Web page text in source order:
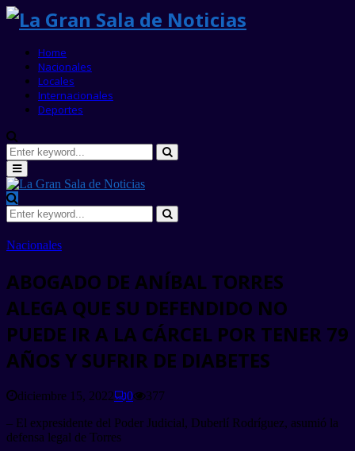
Home
Nacionales
Locales
Internacionales
Deportes
Search
for:
Search
Primary
Menu
Search
for:
Search
Nacionales
ABOGADO DE ANÍBAL TORRES
ALEGA QUE SU DEFENDIDO NO
PUEDE IR A LA CÁRCEL POR TENER 79
AÑOS Y SUFRIR DE DIABETES
diciembre 15, 2022 0
377
– El expresidente del Poder Judicial, Duberlí Rodríguez, asumió la
defensa legal de Torres